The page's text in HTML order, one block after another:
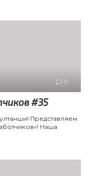
0
#35
Представляем
Наша